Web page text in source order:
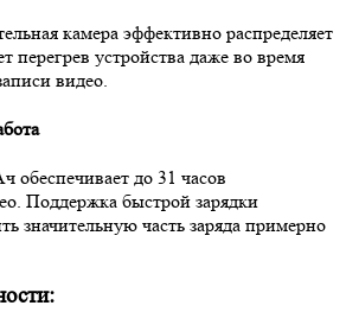
камера эффективно распределяет
перегрев устройства даже во время
видео.
обеспечивает до 31 часов
Поддержка быстрой зарядки
значительную часть заряда примерно